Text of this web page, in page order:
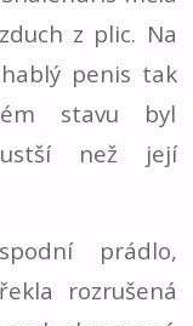
z plic. Na
penis tak
stavu byl
než její
prádlo,
rozrušená